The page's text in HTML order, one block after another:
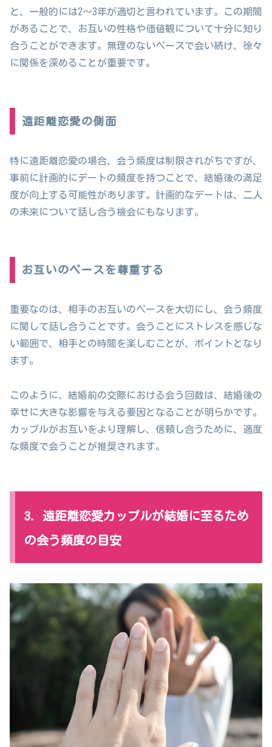
と、一般的には2～3年が適切と言われています。この期間
があることで、お互いの性格や価値観について十分に知り
合うことができます。無理のないペースで会い続け、徐々
に関係を深めることが重要です。
遠距離恋愛の側面
特に遠距離恋愛の場合、会う頻度は制限されがちですが、
事前に計画的にデートの頻度を持つことで、結婚後の満足
度が向上する可能性があります。計画的なデートは、二人
の未来について話し合う機会にもなります。
お互いのペースを尊重する
重要なのは、相手のお互いのペースを大切にし、会う頻度
に関して話し合うことです。会うことにストレスを感じな
い範囲で、相手との時間を楽しむことが、ポイントとなり
ます。
このように、結婚前の交際における会う回数は、結婚後の
幸せに大きな影響を与える要因となることが明らかです。
カップルがお互いをより理解し、信頼し合うために、適度
な頻度で会うことが推奨されます。
3. 遠距離恋愛カップルが結婚に至るため
の会う頻度の目安